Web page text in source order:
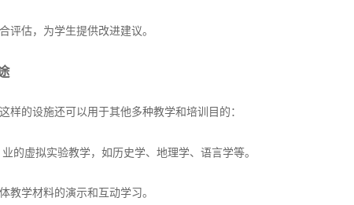
评估，为学生提供改进建议。
样的设施还可以用于其他多种教学和培训目的：
的虚拟实验教学，如历史学、地理学、语言学等。
教学材料的演示和互动学习。